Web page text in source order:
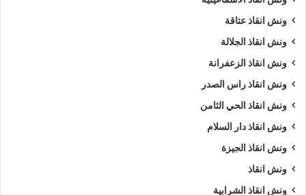
ونش انقاذ عتاقة
ونش انقاذ الجلالة
ونش انقاذ الزعفرانة
ونش انقاذ راس الصدر
ونش انقاذ الحي الثامن
ونش انقاذ دار السلام
ونش انقاذ الجيزة
ونش انقاذ
ونش انقاذ الشرابية